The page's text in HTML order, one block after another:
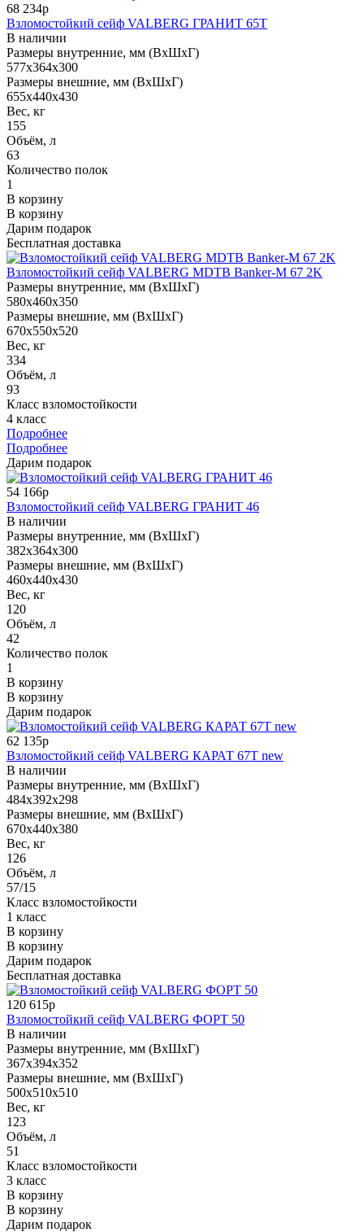
68 234р
Взломостойкий сейф VALBERG ГРАНИТ 65Т
В наличии
Размеры внутренние, мм (ВхШхГ)
577x364x300
Размеры внешние, мм (ВхШхГ)
655x440x430
Вес, кг
155
Объём, л
63
Количество полок
1
В корзину
В корзину
Дарим подарок
Бесплатная доставка
Взломостойкий сейф VALBERG MDTB Banker-M 67 2K
Размеры внутренние, мм (ВхШхГ)
580x460x350
Размеры внешние, мм (ВхШхГ)
670x550x520
Вес, кг
334
Объём, л
93
Класс взломостойкости
4 класс
Подробнее
Подробнее
Дарим подарок
54 166р
Взломостойкий сейф VALBERG ГРАНИТ 46
В наличии
Размеры внутренние, мм (ВхШхГ)
382x364x300
Размеры внешние, мм (ВхШхГ)
460x440x430
Вес, кг
120
Объём, л
42
Количество полок
1
В корзину
В корзину
Дарим подарок
62 135р
Взломостойкий сейф VALBERG КАРАТ 67T new
В наличии
Размеры внутренние, мм (ВхШхГ)
484x392x298
Размеры внешние, мм (ВхШхГ)
670x440x380
Вес, кг
126
Объём, л
57/15
Класс взломостойкости
1 класс
В корзину
В корзину
Дарим подарок
Бесплатная доставка
120 615р
Взломостойкий сейф VALBERG ФОРТ 50
В наличии
Размеры внутренние, мм (ВхШхГ)
367x394x352
Размеры внешние, мм (ВхШхГ)
500x510x510
Вес, кг
123
Объём, л
51
Класс взломостойкости
3 класс
В корзину
В корзину
Дарим подарок